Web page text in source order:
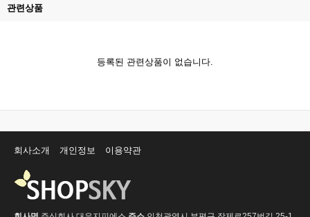
관련상품
등록된 관련상품이 없습니다.
회사소개 개인정보 이용약관